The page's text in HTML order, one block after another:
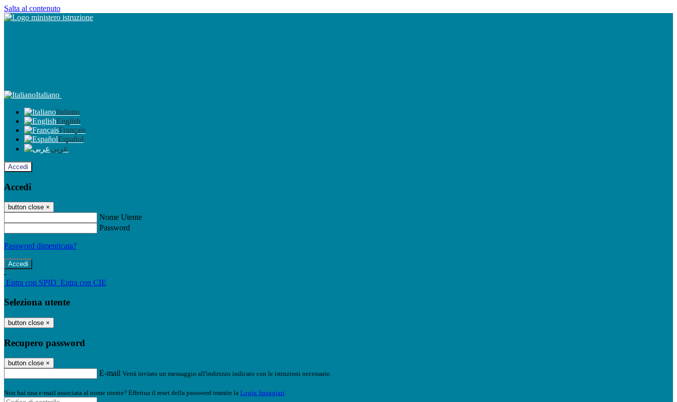
Salta al contenuto
Italiano
Italiano
English
Français
Español
عربى
Accedi
Accedi
button close ×
Nome Utente
Password
Password dimenticata?
-
Entra con SPID Entra con CIE
Seleziona utente
button close ×
Recupero password
button close ×
E-mail Verrà inviato un messaggio all'indirizzo indicato con le istruzioni necessarie.
Non hai una e-mail associata al nome utente? Effettua il reset della password tramite la Login Spaggiari